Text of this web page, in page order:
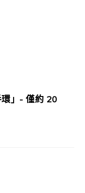
」- 僅約 20